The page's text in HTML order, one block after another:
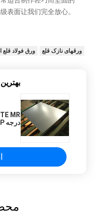
表面让我们完全放心。
ورقهای نازک قلع ورق فولاد قلع
MR
درجه ETP قلع ورق کویل آنیل پیوسته